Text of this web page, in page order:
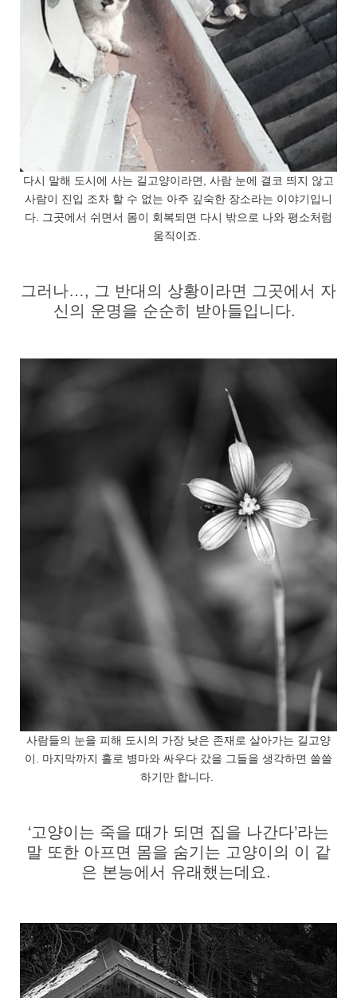
다시 말해 도시에 사는 길고양이라면, 사람 눈에 결코 띄지 않고
사람이 진입 조차 할 수 없는 아주 깊숙한 장소라는 이야기입니
다. 그곳에서 쉬면서 몸이 회복되면 다시 밖으로 나와 평소처럼
움직이죠.
그러나…, 그 반대의 상황이라면 그곳에서 자
신의 운명을 순순히 받아들입니다.
사람들의 눈을 피해 도시의 가장 낮은 존재로 살아가는 길고양
이. 마지막까지 홀로 병마와 싸우다 갔을 그들을 생각하면 쓸쓸
하기만 합니다.
‘고양이는 죽을 때가 되면 집을 나간다’라는
말 또한 아프면 몸을 숨기는 고양이의 이 같
은 본능에서 유래했는데요.